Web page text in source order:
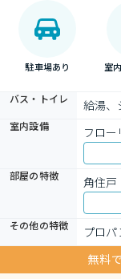
駐車場あり 室
バス・トイレ 給湯、
室内設備 フロ
部屋の特徴
角住戸
その他の特徴
プロ
無料